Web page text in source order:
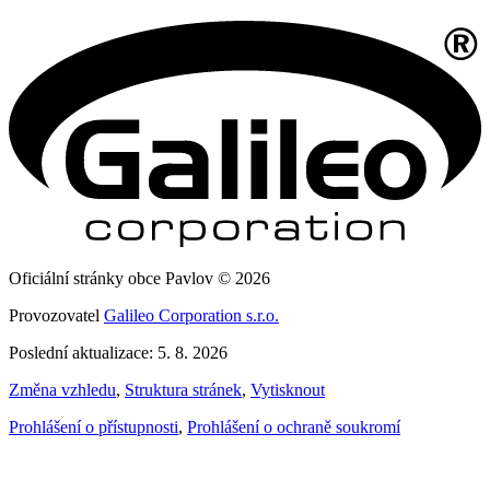
Oficiální stránky obce Pavlov © 2026
Provozovatel Galileo Corporation s.r.o.
Poslední aktualizace: 5. 8. 2026
Změna vzhledu, Struktura stránek, Vytisknout
Prohlášení o přístupnosti, Prohlášení o ochraně soukromí